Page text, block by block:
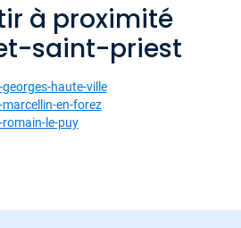
à proximité
saint-priest
haute-ville
en-forez
le-puy